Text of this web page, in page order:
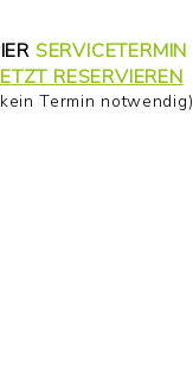
SERVICETERMIN
RESERVIEREN
Termin notwendig)